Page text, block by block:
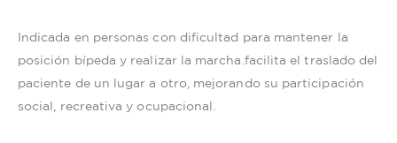
Indicada en personas con dificultad para mantener la
posición bípeda y realizar la marcha.facilita el traslado del
paciente de un lugar a otro, mejorando su participación
social, recreativa y ocupacional.